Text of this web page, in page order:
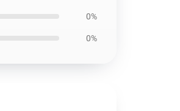
0%
0%